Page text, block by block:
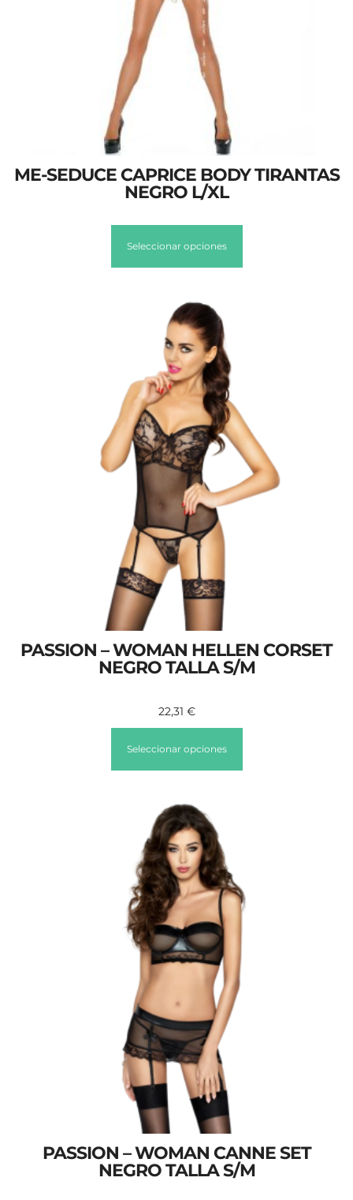
ME-SEDUCE CAPRICE BODY TIRANTAS
NEGRO L/XL
Seleccionar opciones
PASSION – WOMAN HELLEN CORSET
NEGRO TALLA S/M
22,31 €
Seleccionar opciones
PASSION – WOMAN CANNE SET
NEGRO TALLA S/M